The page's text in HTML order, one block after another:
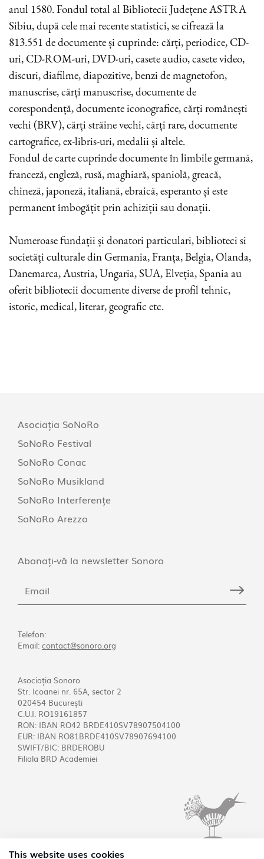
anul 1580. Fondul total al Bibliotecii Județene ASTRA
Sibiu, după cele mai recente statistici, se cifrează la
813.551 de documente și cuprinde: cărți, periodice, CD-
uri, CD-ROM-uri, DVD-uri, casete audio, casete video,
discuri, diafilme, diapozitive, benzi de magnetofon,
manuscrise, cărți manuscrise, documente de
corespondență, documente iconografice, cărți românești
vechi (BRV), cărți străine vechi, cărți rare, documente
cartografice, ex-libris-uri, medalii și altele.
Fondul de carte cuprinde documente în limbile germană,
franceză, engleză, rusă, maghiară, spaniolă, greacă,
chineză, japoneză, italiană, ebraică, esperanto și este
permanent îmbogățit prin achiziții sau donații.
Numeroase fundații și donatori particulari, biblioteci si
societăți culturale din Germania, Franța, Belgia, Olanda,
Danemarca, Austria, Ungaria, SUA, Elveția, Spania au
oferit bibliotecii documente diverse de profil tehnic,
istoric, medical, literar, geografic etc.
Asociația SoNoRo
SoNoRo Festival
SoNoRo Conac
SoNoRo Musikland
SoNoRo Interferențe
SoNoRo Arezzo
Abonați-vă la newsletter Sonoro
Telefon:
Email: contact@sonoro.org
Asociația Sonoro
Str. Icoanei nr. 65A, sector 2
020454 Bucureşti
C.U.I. RO19161857
RON: IBAN RO42 BRDE410SV78907504100
EUR: IBAN RO81BRDE410SV78907694100
SWIFT/BIC: BRDEROBU
Filiala BRD Academiei
This website uses cookies